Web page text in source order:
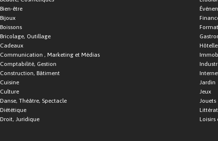
Bien-être
Bijoux
Boissons
Bricolage, Outillage
Cadeaux
Communication , Marketing et Médias
Comptabilité, Gestion
Construction, Bâtiment
Cuisine
Culture
Danse, Théâtre, Spectacle
Diététique
Droit, Juridique
Jardin
Jeux
Jouets
Loisirs